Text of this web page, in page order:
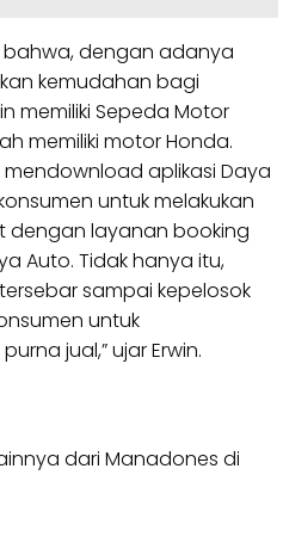
dengan adanya
kemudahan bagi
memiliki Sepeda Motor
memiliki motor Honda.
aplikasi Daya
untuk melakukan
dengan layanan booking
Auto. Tidak hanya itu,
sampai kepelosok
untuk
jual,” ujar Erwin.
dari Manadones di